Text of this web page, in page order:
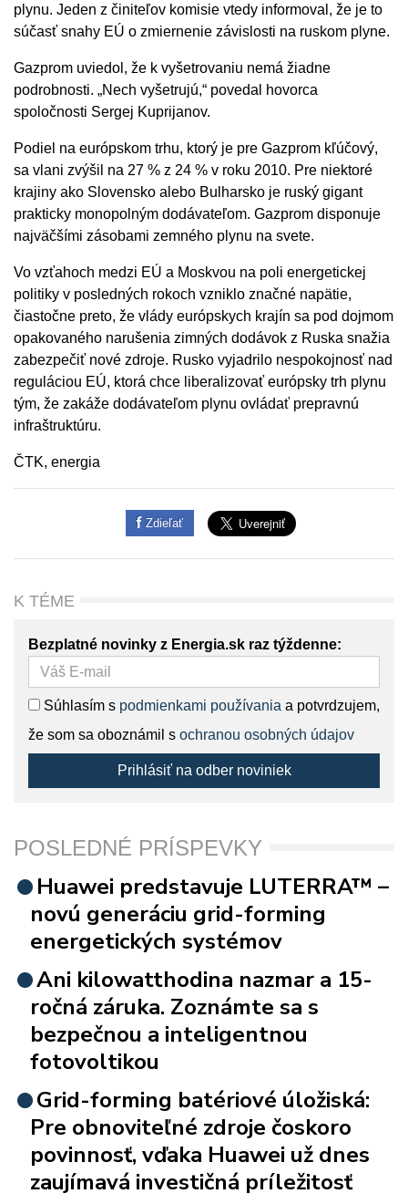
plynu. Jeden z činiteľov komisie vtedy informoval, že je to
súčasť snahy EÚ o zmiernenie závislosti na ruskom plyne.
Gazprom uviedol, že k vyšetrovaniu nemá žiadne
podrobnosti. „Nech vyšetrujú,“ povedal hovorca
spoločnosti Sergej Kuprijanov.
Podiel na európskom trhu, ktorý je pre Gazprom kľúčový,
sa vlani zvýšil na 27 % z 24 % v roku 2010. Pre niektoré
krajiny ako Slovensko alebo Bulharsko je ruský gigant
prakticky monopolným dodávateľom. Gazprom disponuje
najväčšími zásobami zemného plynu na svete.
Vo vzťahoch medzi EÚ a Moskvou na poli energetickej
politiky v posledných rokoch vzniklo značné napätie,
čiastočne preto, že vlády európskych krajín sa pod dojmom
opakovaného narušenia zimných dodávok z Ruska snažia
zabezpečiť nové zdroje. Rusko vyjadrilo nespokojnosť nad
reguláciou EÚ, ktorá chce liberalizovať európsky trh plynu
tým, že zakáže dodávateľom plynu ovládať prepravnú
infraštruktúru.
ČTK, energia
Zdieľať
K TÉME
Bezplatné novinky z Energia.sk raz týždenne:
Súhlasím s podmienkami používania a potvrdzujem,
že som sa oboznámil s ochranou osobných údajov
Prihlásiť na odber noviniek
POSLEDNÉ PRÍSPEVKY
Huawei predstavuje LUTERRA™ –
novú generáciu grid-forming
energetických systémov
Ani kilowatthodina nazmar a 15-
ročná záruka. Zoznámte sa s
bezpečnou a inteligentnou
fotovoltikou
Grid-forming batériové úložiská:
Pre obnoviteľné zdroje čoskoro
povinnosť, vďaka Huawei už dnes
zaujímavá investičná príležitosť